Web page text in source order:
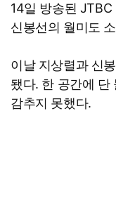
14일 방송된
신봉선의 월미도
이날 지상렬과 신
됐다. 한 공간에 단
감추지 못했다.